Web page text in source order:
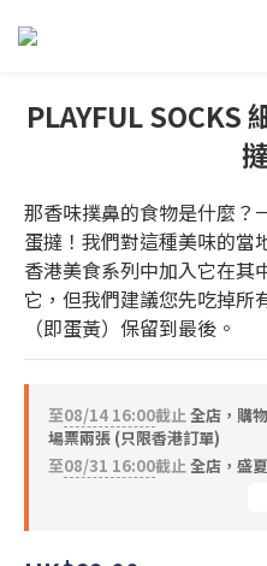
PLAYFUL SOCKS
那香味撲鼻的食物是什麼？
蛋撻！我們對這種美味的當
香港美食系列中加入它在其
它，但我們建議您先吃掉所
（即蛋黃）保留到最後。
至08/14 16:00截止全店，購
場票兩張 (只限香港訂單)
至08/31 16:00截止全店，盛